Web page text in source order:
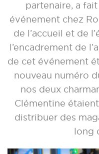
partenaire, a
événement chez
de l’accueil et de
l’encadrement de
de cet événement
nouveau numéro
nos deux
Clémentine
distribuer des
long